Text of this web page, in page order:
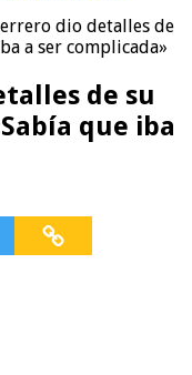
dio detalles de
a ser complicada»
de su
que iba